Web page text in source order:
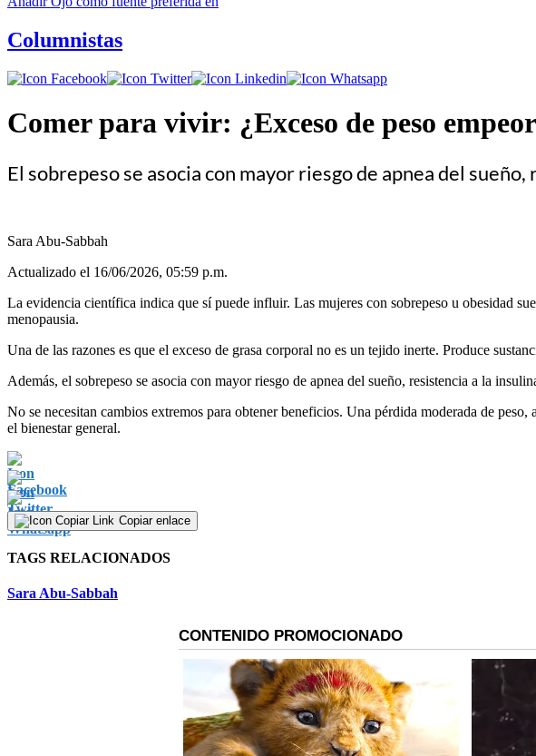
Columnistas
Comer para vivir: ¿Exceso de peso
El sobrepeso se asocia con mayor riesgo de apnea del
Sara Abu-Sabbah
Actualizado el 16/06/2026, 05:59 p.m.
La evidencia científica indica que sí puede influir. Las mujeres con sobrepeso u obesidad
menopausia.
Una de las razones es que el exceso de grasa corporal no es un tejido inerte. Produce
Además, el sobrepeso se asocia con mayor riesgo de apnea del sueño, resistencia a la
No se necesitan cambios extremos para obtener beneficios. Una pérdida moderada de
el bienestar general.
Copiar enlace
TAGS RELACIONADOS
Sara Abu-Sabbah